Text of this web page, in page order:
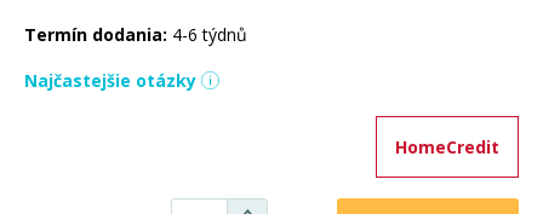
Termín dodania: 4-6 týdnů
Najčastejšie otázky
HomeCredit